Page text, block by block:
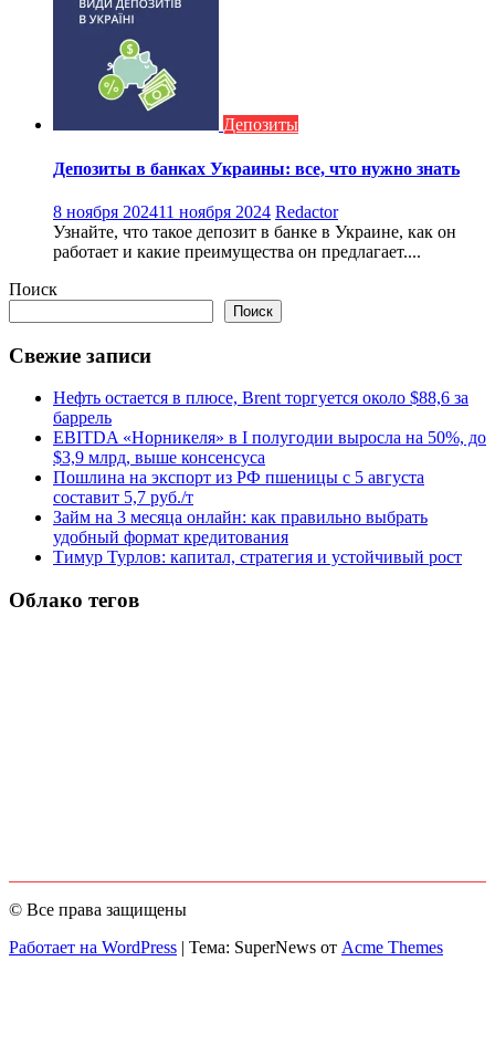
Депозиты
Депозиты в банках Украины: все, что нужно знать
8 ноября 202411 ноября 2024 Redactor
Узнайте, что такое депозит в банке в Украине, как он
работает и какие преимущества он предлагает....
Поиск
Поиск
Свежие записи
Нефть остается в плюсе, Brent торгуется около $88,6 за
баррель
EBITDA «Норникеля» в I полугодии выросла на 50%, до
$3,9 млрд, выше консенсуса
Пошлина на экспорт из РФ пшеницы с 5 августа
составит 5,7 руб./т
Займ на 3 месяца онлайн: как правильно выбрать
удобный формат кредитования
Тимур Турлов: капитал, стратегия и устойчивый рост
Облако тегов
© Все права защищены
Работает на WordPress | Тема: SuperNews от Acme Themes